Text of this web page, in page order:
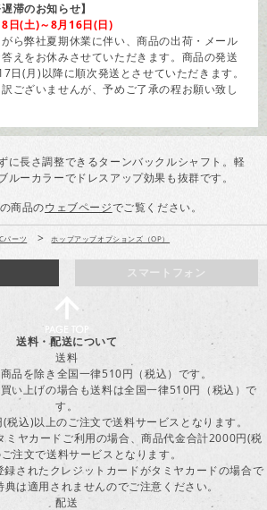
滞のお知らせ】
日(土)～8月16日(日)
ら弊社夏期休業に伴い、商品の出荷・メール
えをお休みさせていただきます。商品の発送
日(月)以降に順次発送とさせていただきます。
ございませんが、予めご了承の程お願い致し
に長さ調整できるターンバックルシャフト。軽
ルーカラーでドレスアップ効果も抜群です。
商品のウェブページでご覧ください。
パーツ > ホップアップオプションズ（OP）
スマートフォン
送料・配送について
送料
品を除き全国一律510円（税込）です。
い上げの場合も送料は全国一律510円（税込）で
す。
税込)以上のご注文で送料サービスとなります。
ミヤカードご利用の場合、商品代金合計2000円(税
注文で送料サービスとなります。
されたクレジットカードがタミヤカードの場合で
は適用されませんのでご注意ください。
配送